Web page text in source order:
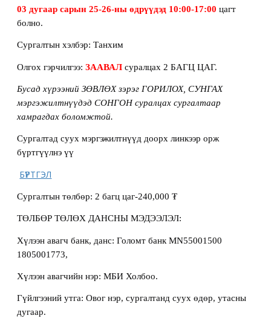
03 дугаар сарын 25-26-ны өдрүүдэд 10:00-17:00 цагт
болно.
Сургалтын хэлбэр: Танхим
Олгох гэрчилгээ:ЗААВАЛ суралцах 2 БАГЦ ЦАГ.
Бусад хүрээний ЗӨВЛӨХ зэрэг ГОРИЛОХ, СУНГАХ
мэргэжилтнүүдэд СОНГОН суралцах сургалтаар
хамрагдах боломжтой.
Сургалтад суух мэргэжилтнүүд доорх линкээр орж
бүртгүүлнэ үү
БҮРТГЭЛ
Сургалтын төлбөр: 2 багц цаг-240,000 ₮
ТӨЛБӨР ТӨЛӨХ ДАНСНЫ МЭДЭЭЛЭЛ:
Хүлээн авагч банк, данс: Голомт банк MN55001500
1805001773,
Хүлээн авагчийн нэр: МБИ Холбоо.
Гүйлгээний утга: Овог нэр, сургалтанд суух өдөр, утасны
дугаар.